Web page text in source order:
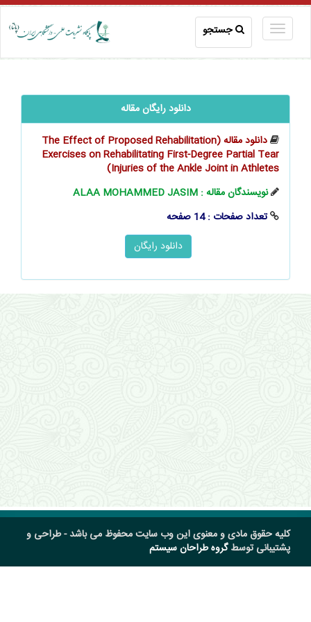
جستجو
دانلود رایگان مقاله
دانلود مقاله (The Effect of Proposed Rehabilitation
Exercises on Rehabilitating First-Degree Partial Tear
Injuries of the Ankle Joint in Athletes)
نویسندگان مقاله : ALAA MOHAMMED JASIM
تعداد صفحات : 14 صفحه
کلیه حقوق مادی و معنوی این وب سایت محفوظ می باشد - طراحی و
پشتیبانی توسطگروه طراحان سیستم